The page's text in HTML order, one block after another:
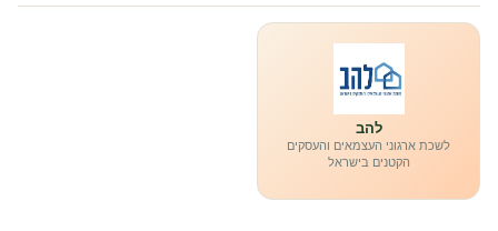
להב
לשכת ארגוני העצמאים והעסקים
הקטנים בישראל